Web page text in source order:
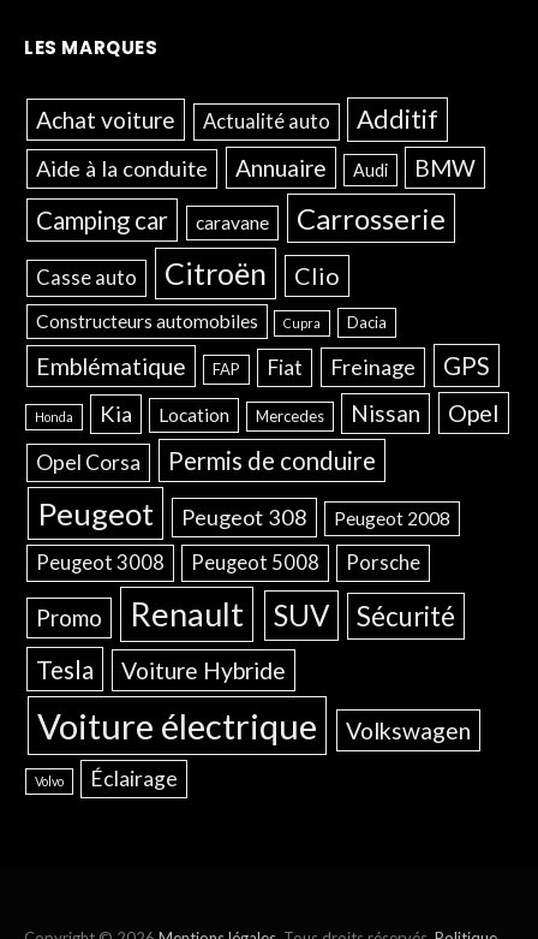
LES MARQUES
Achat voiture Actualité auto Additif
Aide à la conduite Annuaire Audi BMW
Camping car caravane Carrosserie
Casse auto Citroën Clio
Constructeurs automobiles Cupra Dacia
Emblématique FAP Fiat Freinage GPS
Honda Kia Location Mercedes Nissan Opel
Opel Corsa Permis de conduire
Peugeot Peugeot 308 Peugeot 2008
Peugeot 3008 Peugeot 5008 Porsche
Promo Renault SUV Sécurité
Tesla Voiture Hybride
Voiture électrique Volkswagen
Volvo Éclairage